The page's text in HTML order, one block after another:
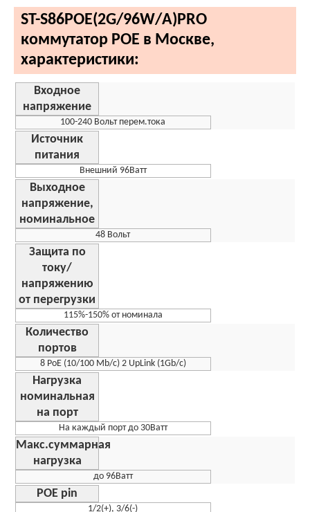
ST-S86POE(2G/96W/А)PRO
коммутатор POE в Москве,
характеристики:
Входное
напряжение
100-240 Вольт перем.тока
Источник
питания
Внешний 96Ватт
Выходное
напряжение,
номинальное
48 Вольт
Защита по
току/
напряжению
от перегрузки
115%-150% от номинала
Количество
портов
8 РоЕ (10/100 Mb/c) 2 UpLink (1Gb/c)
Нагрузка
номинальная
на порт
На каждый порт до 30Ватт
Макс.суммарная
нагрузка
до 96Ватт
POE pin
1/2(+), 3/6(-)